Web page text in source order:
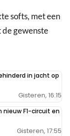
softs, met een
gewenste
in jacht op
Gisteren, 16:15
F1-circuit en
Gisteren, 17:55